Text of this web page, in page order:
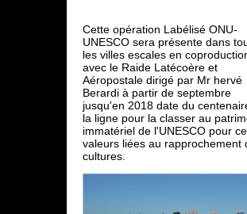
Cette opération Labélisé ONU-
UNESCO sera présente dans
les villes escales en
avec le Raide Latécoère et
Aéropostale dirigé par Mr hervé
Berardi à partir de septembre
jusqu'en 2018 date du
la ligne pour la classer au
immatériel de l'UNESCO pour
valeurs liées au rapprochement
cultures.